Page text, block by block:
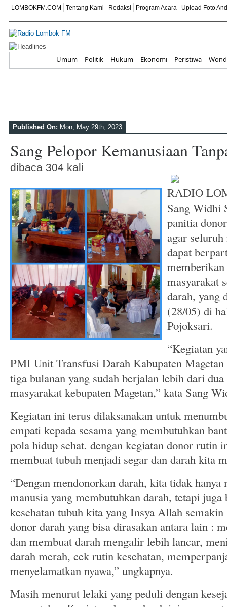
LOMBOKFM.COM Tentang Kami Redaksi Program Acara Upload Foto
Peringati HUT ke-81 RI,
Anak Istimewa
ITDC Perkuat Kapasitas SDM dan
Mori
SD IT ABATA LOMBOK II
Karakter dan Cinta Tanah Air
IPPAT NTB Masuk Desa, Dr.
Kemajuan Masyarakat
Umum Politik Hukum Ekonomi Peristiwa
Published On: Mon, May 29th, 2023
Sang Pelopor Kemanusiaan
dibaca 304 kali
RADIO
Sang Widhi
panitia
agar
dapat
masyarakat
darah, yang
(28/05) di
Pojoksari.
“Kegiatan
PMI Unit Transfusi Darah Kabupaten
tiga bulanan yang sudah berjalan lebih dari
masyarakat kebupaten Magetan,” kata Sang
Kegiatan ini terus dilaksanakan untuk
empati kepada sesama yang membutuhkan
pola hidup sehat. dengan kegiatan donor rutin
membuat tubuh menjadi segar dan darah kita
“Dengan mendonorkan darah, kita tidak hanya
manusia yang membutuhkan darah, tetapi juga
kesehatan tubuh kita yang Insya Allah
donor darah yang bisa dirasakan antara lain :
dan membuat darah mengalir lebih lancar,
darah merah, cek rutin kesehatan,
menyelamatkan nyawa,” ungkapnya.
Masih menurut lelaki yang peduli dengan